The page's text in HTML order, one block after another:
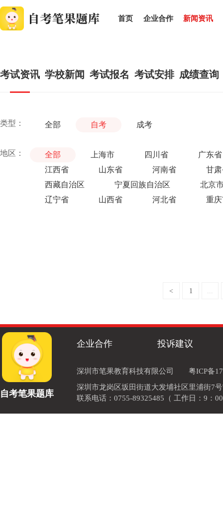
首页 企业合作 新闻资讯
考试资讯 学校新闻 考试报名 考试安排 成绩查询
类型： 全部 自考 成考
地区： 全部 上海市 四川省
广东省
江西省
山东省 河南省
甘
西藏自治区
宁夏回族自治区
北京
辽宁省
山西省 河北省 重
< 1 ...
自考笔果题库
企业合作 投诉建议
深圳市笔果教育科技有限公司
粤ICP备
深圳市龙岗区坂田街道大发埔社区里浦街7
联系电话：0755-89325485（ 工作日：9：